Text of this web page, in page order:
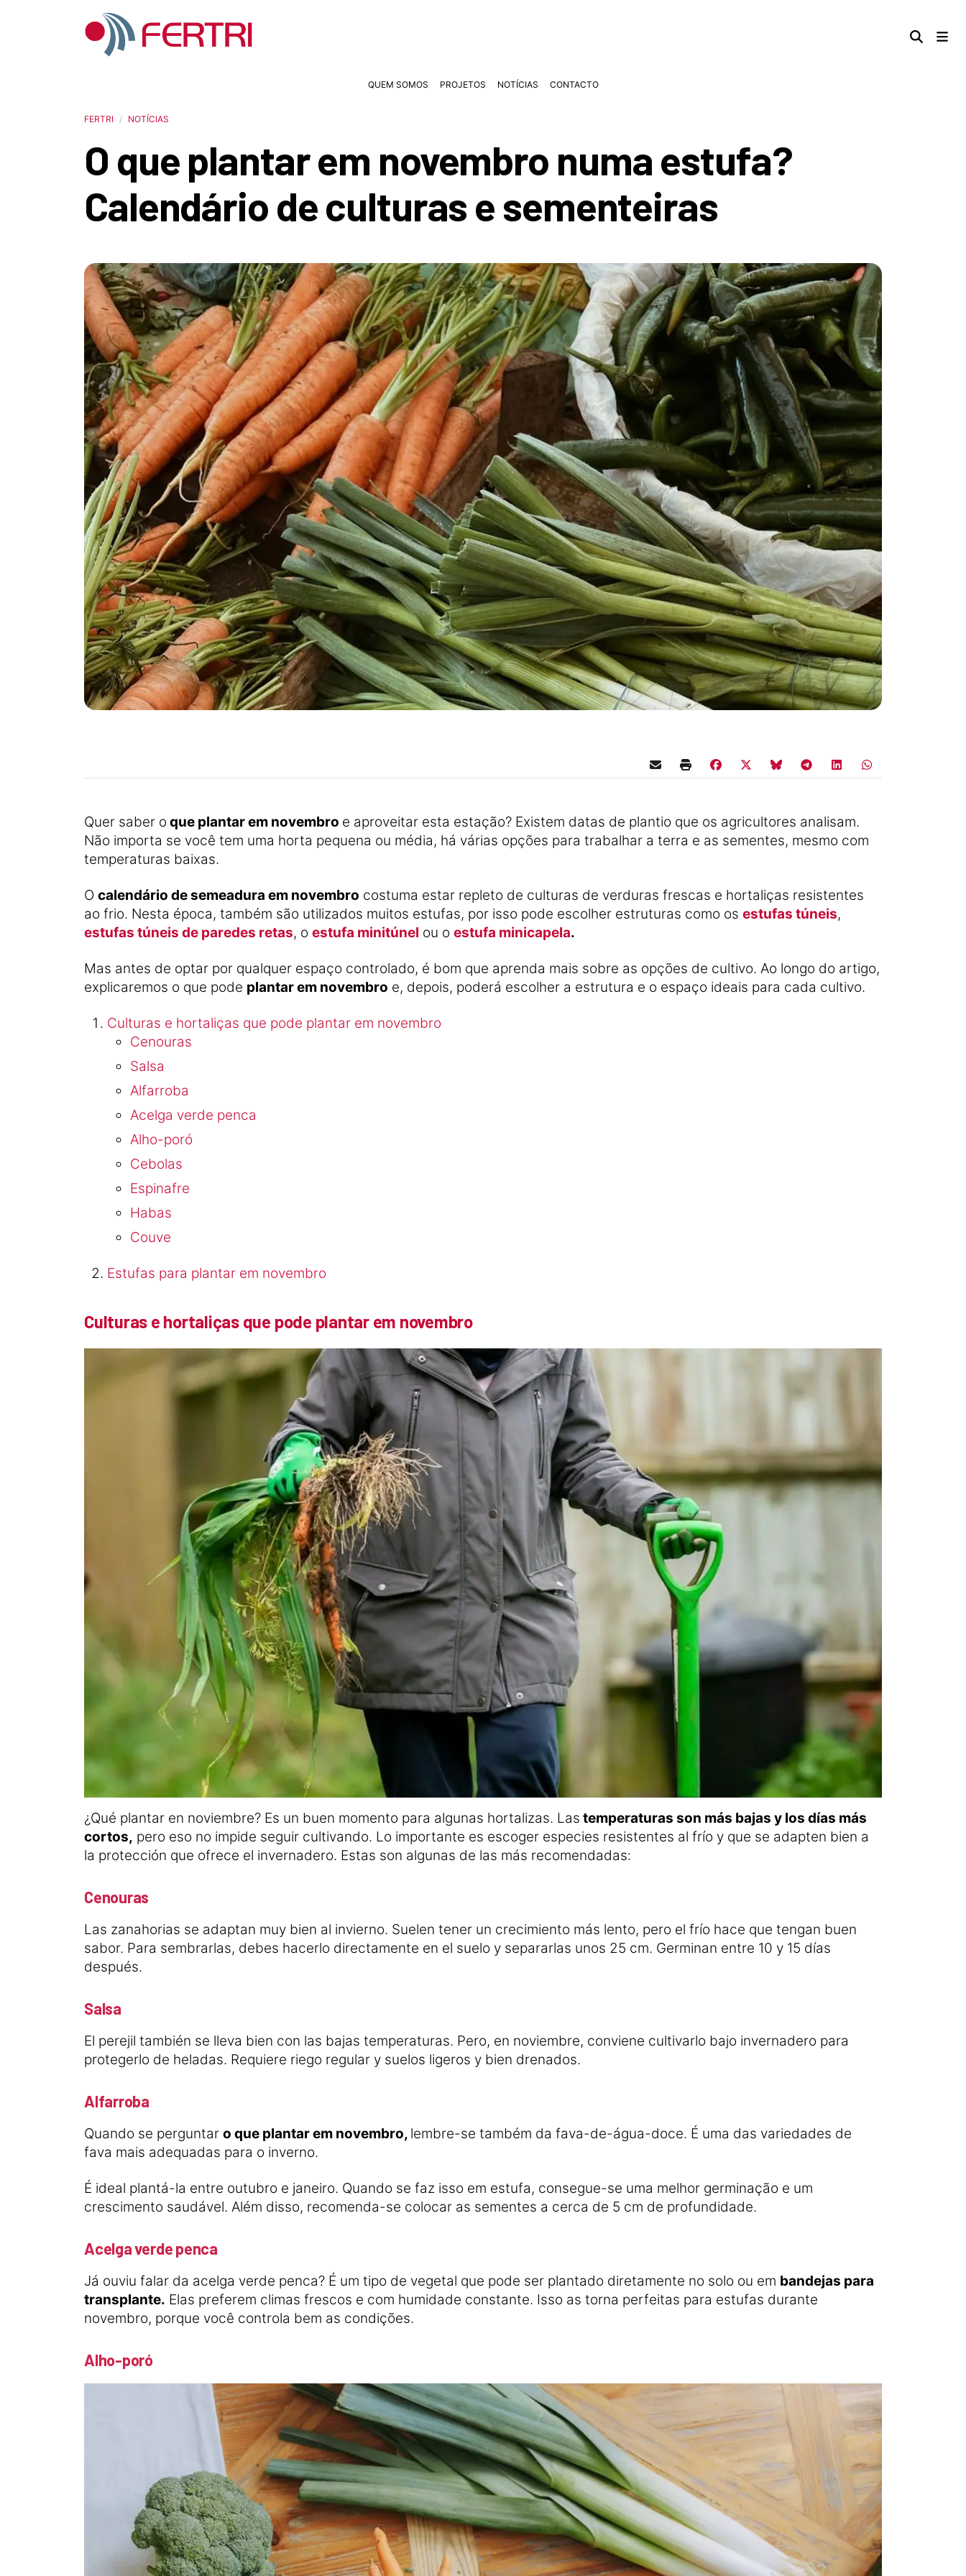
QUEM SOMOS PROJETOS NOTÍCIAS CONTACTO
FERTRI NOTÍCIAS
O que plantar em novembro numa estufa?
Calendário de culturas e sementeiras
Quer saber oque plantar em novembro e aproveitar esta estação? Existem datas de plantio que os agricultores analisam.
Não importa se você tem uma horta pequena ou média, há várias opções para trabalhar a terra e as sementes, mesmo com
temperaturas baixas.
O calendário de semeadura em novembro costuma estar repleto de culturas de verduras frescas e hortaliças resistentes
ao frio. Nesta época, também são utilizados muitos estufas, por isso pode escolher estruturas como os estufas túneis,
estufas túneis de paredes retas, o estufa minitúnel ou o estufa minicapela.
Mas antes de optar por qualquer espaço controlado, é bom que aprenda mais sobre as opções de cultivo. Ao longo do artigo,
explicaremos o que pode plantar em novembro e, depois, poderá escolher a estrutura e o espaço ideais para cada cultivo.
Culturas e hortaliças que pode plantar em novembro
Cenouras
Salsa
Alfarroba
Acelga verde penca
Alho-poró
Cebolas
Espinafre
Habas
Couve
Estufas para plantar em novembro
Culturas e hortaliças que pode plantar em novembro
¿Qué plantar en noviembre? Es un buen momento para algunas hortalizas. Las temperaturas son más bajas y los días más
cortos, pero eso no impide seguir cultivando. Lo importante es escoger especies resistentes al frío y que se adapten bien a
la protección que ofrece el invernadero. Estas son algunas de las más recomendadas:
Cenouras
Las zanahorias se adaptan muy bien al invierno. Suelen tener un crecimiento más lento, pero el frío hace que tengan buen
sabor. Para sembrarlas, debes hacerlo directamente en el suelo y separarlas unos 25 cm. Germinan entre 10 y 15 días
después.
Salsa
El perejil también se lleva bien con las bajas temperaturas. Pero, en noviembre, conviene cultivarlo bajo invernadero para
protegerlo de heladas. Requiere riego regular y suelos ligeros y bien drenados.
Alfarroba
Quando se perguntar o que plantar em novembro, lembre-se também da fava-de-água-doce. É uma das variedades de
fava mais adequadas para o inverno.
É ideal plantá-la entre outubro e janeiro. Quando se faz isso em estufa, consegue-se uma melhor germinação e um
crescimento saudável. Além disso, recomenda-se colocar as sementes a cerca de 5 cm de profundidade.
Acelga verde penca
Já ouviu falar da acelga verde penca? É um tipo de vegetal que pode ser plantado diretamente no solo ou em bandejas para
transplante. Elas preferem climas frescos e com humidade constante. Isso as torna perfeitas para estufas durante
novembro, porque você controla bem as condições.
Alho-poró